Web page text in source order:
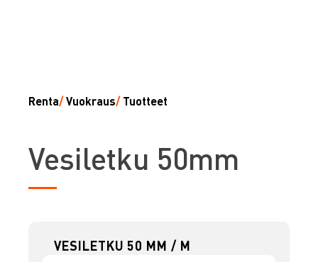
Renta/Vuokraus/ Tuotteet
Vesiletku 50mm
VESILETKU 50 MM / M